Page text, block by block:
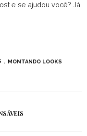
e se ajudou você? Já
MONTANDO LOOKS